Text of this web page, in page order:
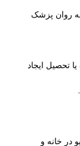
روان پزشک
ایجاد
خانه و